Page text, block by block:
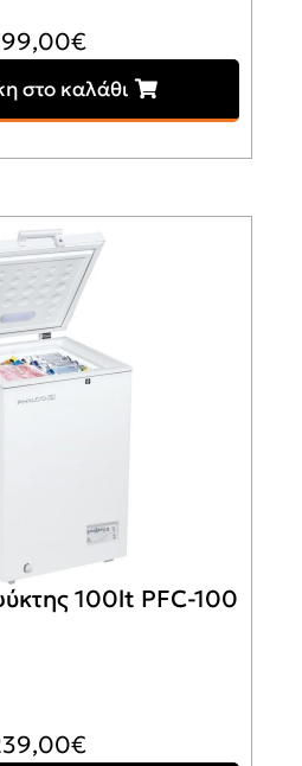
€
στο καλάθι
100lt PFC-100
€